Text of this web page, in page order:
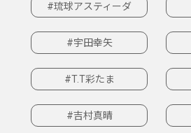
#琉球アスティーダ
#宇田幸矢
#T.T彩たま
#吉村真晴